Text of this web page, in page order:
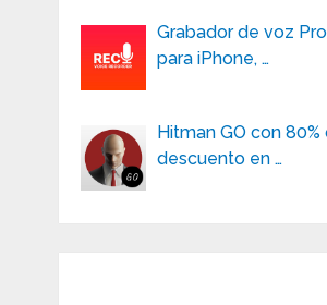
Grabador de voz
para iPhone, …
Hitman GO con 80%
descuento en …